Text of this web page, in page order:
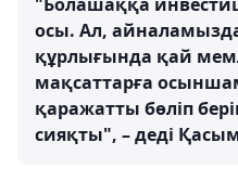
осы. Ал,
құрлығында қай
мақсаттарға
қаражатты бөліп
сияқты", – деді